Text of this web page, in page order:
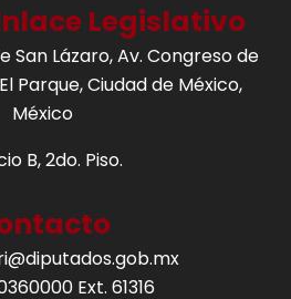
Legislativo
San Lázaro, Av. Congreso de
Parque, Ciudad de México,
México
B, 2do. Piso.
Ext. 61316